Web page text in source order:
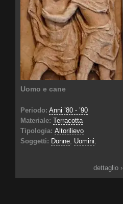
Uomo e cane
Periodo: Anni ’80 - ’90
Materiale: Terracotta
Tipologia: Altorilievo
Soggetti: Donne, Uomini
dettaglio ›